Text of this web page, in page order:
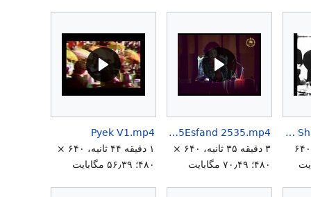
Princess Ashraf Pahlavi Foundation 23 Farvardin 2535 Shahanshahi.mp4
۱۰ دقیقه ۵۴ ثانیه، ۶۴۰
PrincessAshrafRoozParastar 5Esfand 2535.mp4
۳ دقیقه ۳۵ ثانیه، ۶۴۰ ×
۴۸۰؛ ۷۰٫۴۹ مگابایت
Pyek V1.mp4
۱ دقیقه ۴۴ ثانیه، ۶۴۰ ×
۴۸۰؛ ۵۶٫۳۹ مگابایت